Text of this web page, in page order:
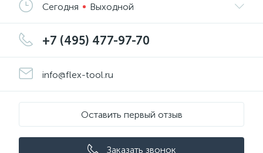
Сегодня Выходной
+7 (495) 477-97-70
info@flex-tool.ru
Оставить первый отзыв
Заказать звонок